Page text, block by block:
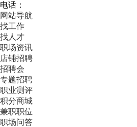
电话：
网站导航
找工作
找人才
职场资讯
店铺招聘
招聘会
专题招聘
职业测评
积分商城
兼职职位
职场问答